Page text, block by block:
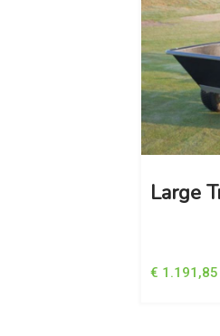
Large
€ 1.191,85